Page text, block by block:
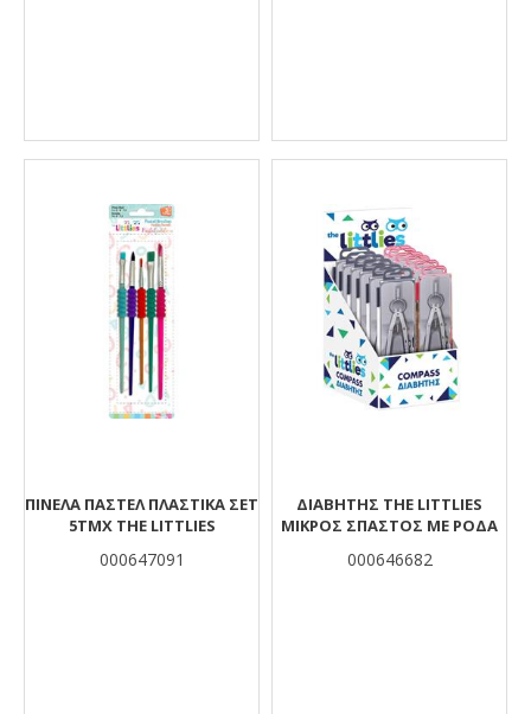
ΠΙΝΕΛΑ ΠΑΣΤΕΛ ΠΛΑΣΤΙΚΑ ΣΕΤ
5ΤΜΧ THE LITTLIES
000647091
ΔΙΑΒΉΤΗΣ THE LITTLIES
ΜΙΚΡΌΣ ΣΠΑΣΤΌΣ ΜΕ ΡΌΔΑ
000646682